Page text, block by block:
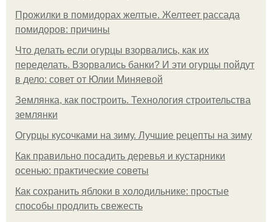
Прожилки в помидорах желтые. Желтеет рассада
помидоров: причины
Что делать если огурцы взорвались, как их
переделать. Взорвались банки? И эти огурцы пойдут
в дело: совет от Юлии Миняевой
Землянка, как построить. Технология строительства
землянки
Огурцы кусочками на зиму. Лучшие рецепты на зиму
Как правильно посадить деревья и кустарники
осенью: практические советы
Как сохранить яблоки в холодильнике: простые
способы продлить свежесть